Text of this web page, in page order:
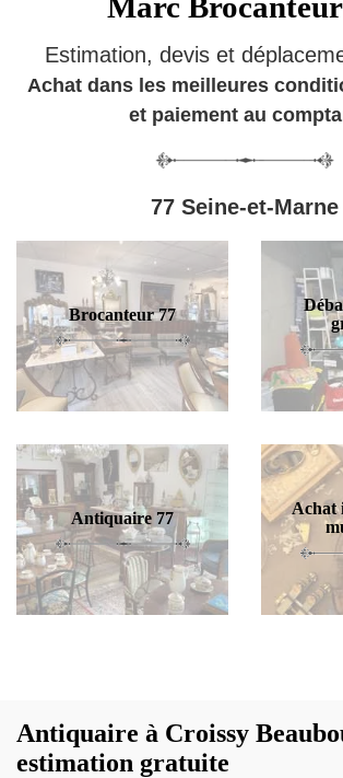
Estimation, devis et
Achat dans les meilleures
et paiement au
77 Seine-et-Marne
Brocanteur 77
Antiquaire 77
Achat
Antiquaire à Croissy
estimation gratuite